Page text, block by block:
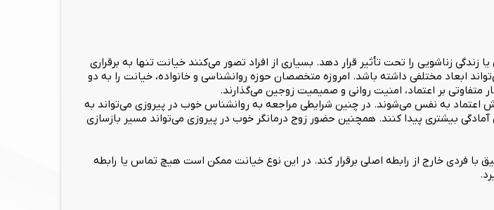
زناشویی را تحت تأثیر قرار دهد. بسیاری از افراد تصور می‌کنند خیانت تنها به برقراری
ابعاد مختلفی داشته باشد. امروزه متخصصان حوزه روانشناسی و خانواده، خیانت را به دو
بر اعتماد، امنیت روانی و صمیمیت زوجین می‌گذارند.
اعتماد به نفس می‌شوند. در چنین شرایطی مراجعه به روانشناس خوب در پیروزی می‌تواند به
بیشتری پیدا کنند. همچنین حضور زوج درمانگر خوب در پیروزی می‌تواند مسیر بازسازی
با فردی خارج از رابطه اصلی برقرار کند. در این نوع خیانت ممکن است هیچ تماس یا رابطه